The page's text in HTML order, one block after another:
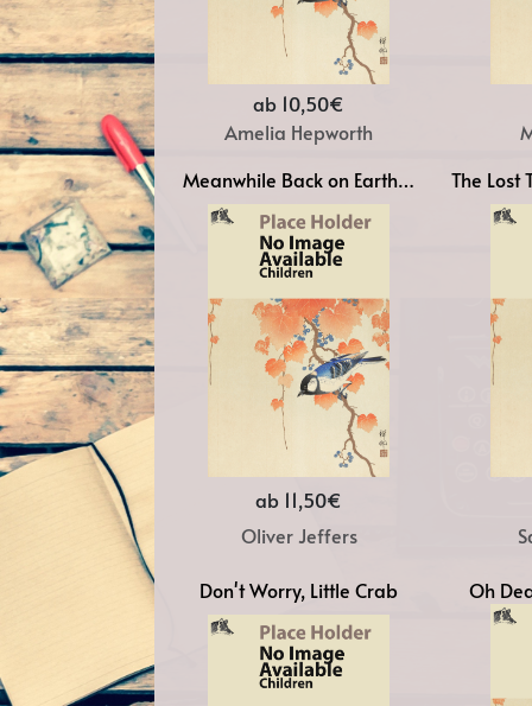
ab 10,50€
Amelia Hepworth
Meanwhile Back on Earth…
ab 11,50€
Oliver Jeffers
The Lost
Don't Worry, Little Crab Oh